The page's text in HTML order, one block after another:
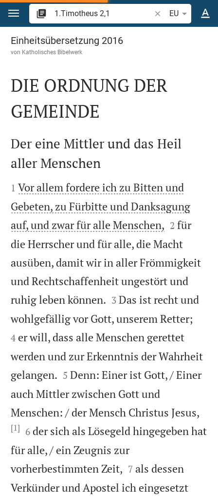
Zum Inhalt springen
Bibelstelle oder
EU
1.Timotheus 2
Einheitsübersetzung 2016
von Katholisches Bibelwerk

DIE ORDNUNG DER
GEMEINDE

Der eine Mittler und das Heil
aller Menschen

1 Vor allem fordere ich zu Bitten und
Gebeten, zu Fürbitte und Danksagung
auf, und zwar für alle Menschen, 

2 für
die Herrscher und für alle, die Macht
ausüben, damit wir in aller Frömmigkeit
und Rechtschaffenheit ungestört und
ruhig leben können. 

3 Das ist recht und
wohlgefällig vor Gott, unserem Retter;
4 er will, dass alle Menschen gerettet
werden und zur Erkenntnis der Wahrheit
gelangen. 

5 Denn: Einer ist Gott, / Einer
auch Mittler zwischen Gott und
Menschen: / der Mensch Christus Jesus,
[1] 

6 der sich als Lösegeld hingegeben hat
für alle, / ein Zeugnis zur
vorherbestimmten Zeit, 

7 als dessen
Verkünder und Apostel ich eingesetzt